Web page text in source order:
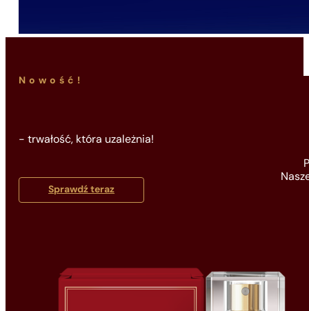
Nowość!
- trwałość, która uzależnia!
Sprawdź teraz